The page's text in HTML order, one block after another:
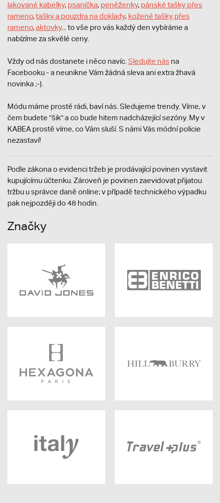
lakované kabelky, psaníčka, peněženky, pánské tašky přes
rameno,tašky a pouzdra na doklady, kožené tašky přes
rameno,aktovky... to vše pro vás každý den vybíráme a
nabízíme za skvělé ceny.
Vždy od nás dostanete i něco navíc. Sledujte nás na
Facebooku - a neunikne Vám žádná sleva ani extra žhavá
novinka ;-).
Módu máme prostě rádi, baví nás. Sledujeme trendy. Víme, v
čem budete "šik" a co bude hitem nadcházející sezóny. My v
KABEA prostě víme, co Vám sluší. S námi Vás módní policie
nezastaví!
Podle zákona o evidenci tržeb je prodávající povinen vystavit
kupujícímu účtenku. Zároveň je povinen zaevidovat přijatou
tržbu u správce daně online; v případě technického výpadku
pak nejpozději do 48 hodin.
Značky